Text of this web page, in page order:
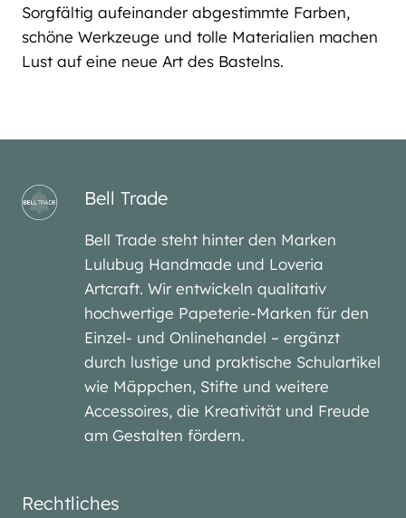
Sorgfältig aufeinander abgestimmte Farben,
schöne Werkzeuge und tolle Materialien machen
Lust auf eine neue Art des Bastelns.
Bell Trade
Bell Trade steht hinter den Marken
Lulubug Handmade und Loveria
Artcraft. Wir entwickeln qualitativ
hochwertige Papeterie-Marken für den
Einzel- und Onlinehandel – ergänzt
durch lustige und praktische Schulartikel
wie Mäppchen, Stifte und weitere
Accessoires, die Kreativität und Freude
am Gestalten fördern.
Rechtliches